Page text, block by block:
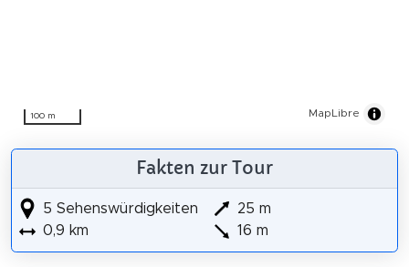
100 m MapLibre
Fakten zur Tour
5 Sehenswürdigkeiten
0,9 km
25 m
16 m